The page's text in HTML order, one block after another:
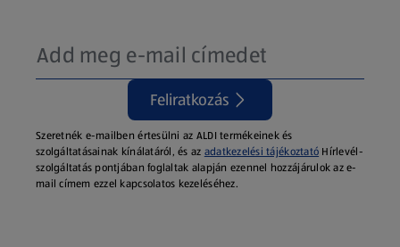
Feliratkozás
Szeretnék e-mailben értesülni az ALDI termékeinek és
szolgáltatásainak kínálatáról, és az adatkezelési tájékoztató Hírlevél-
szolgáltatás pontjában foglaltak alapján ezennel hozzájárulok az e-
mail címem ezzel kapcsolatos kezeléséhez.